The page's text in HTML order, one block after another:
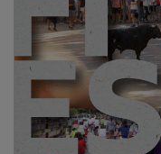
La verbena del
el ambiente
música,